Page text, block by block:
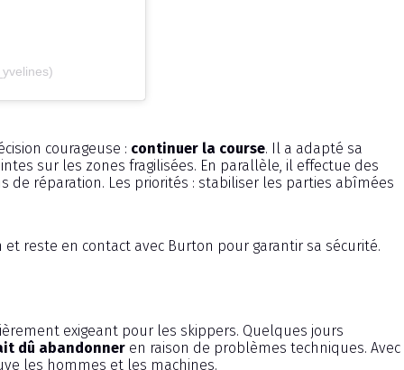
courageuse : continuer la course. Il a adapté sa
sur les zones fragilisées. En parallèle, il effectue des
réparation. Les priorités : stabiliser les parties abîmées
reste en contact avec Burton pour garantir sa sécurité.
exigeant pour les skippers. Quelques jours
dû abandonner en raison de problèmes techniques. Avec
les hommes et les machines.